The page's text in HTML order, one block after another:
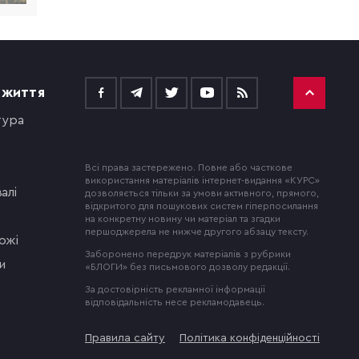
Всі права застережено. Повне або часткове
використання матеріалів інтернет-видання «КУРС»
дозволяється тільки за умови активного, прямого,
відкритого для пошукових систем гіперпосилання
на конкретну новину чи матеріал та згадки
першоджерела не нижче другого абзацу тексту.
Заборонено передрук матеріалів з рубрики
«БЛОГИ» без письмового дозволу редакції.
За достовірність рекламної інформації
відповідальність несе рекламодавець.
Правила сайту Політика конфіденційності